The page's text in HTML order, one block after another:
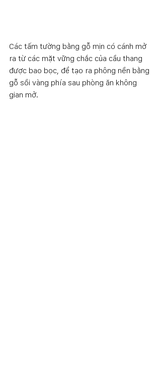
Các tấm tường bằng gỗ mịn có cánh mở
ra từ các mặt vững chắc của cầu thang
được bao bọc, để tạo ra phông nền bằng
gỗ sồi vàng phía sau phòng ăn không
gian mở.